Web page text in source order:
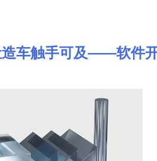
造车触手可及——软件